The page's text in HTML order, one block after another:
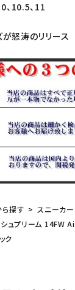
、10.5、11
怒涛のリリース
ら探す
スニーカー
プリーム 14FW
ク